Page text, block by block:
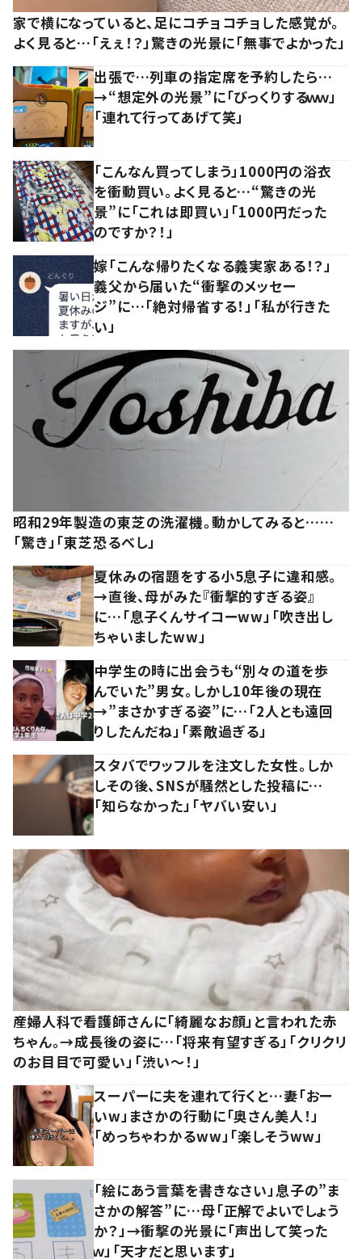
家で横になっていると、足にコチョコチョした感覚が。
よく見ると…「えぇ！？」驚きの光景に「無事でよかった」
出張で…列車の指定席を予約したら…
→“想定外の光景”に「びっくりするｗｗ」
「連れて行ってあげて笑」
「こんなん買ってしまう」1000円の浴衣
を衝動買い。よく見ると…“驚きの光
景”に「これは即買い」「1000円だった
のですか？！」
嫁「こんな帰りたくなる義実家ある！？」
義父から届いた“衝撃のメッセー
ジ”に…「絶対帰省する！」「私が行きた
い」
昭和29年製造の東芝の洗濯機。動かしてみると……
「驚き」「東芝恐るべし」
夏休みの宿題をする小5息子に違和感。
→直後、母がみた『衝撃的すぎる姿』
に…「息子くんサイコーww」「吹き出し
ちゃいましたww」
中学生の時に出会うも“別々の道を歩
んでいた”男女。しかし10年後の現在
→”まさかすぎる姿”に…「2人とも遠回
りしたんだね」「素敵過ぎる」
スタバでワッフルを注文した女性。しか
しその後、SNSが騒然とした投稿に…
「知らなかった」「ヤバい安い」
産婦人科で看護師さんに「綺麗なお顔」と言われた赤
ちゃん。→成長後の姿に…「将来有望すぎる」「クリクリ
のお目目で可愛い」「渋い～！」
スーパーに夫を連れて行くと…妻「おー
いw」まさかの行動に「奥さん美人！」
「めっちゃわかるww」「楽しそうww」
「絵にあう言葉を書きなさい」息子の”ま
さかの解答”に…母「正解でよいでしょう
か？」→衝撃の光景に「声出して笑った
ｗ」「天才だと思います」